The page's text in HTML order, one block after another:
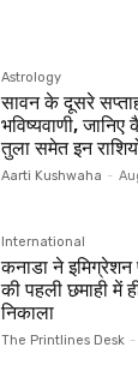
Astrology
सावन के दूसरे
भविष्यवाणी,
तुला समेत इन
Aarti Kushwaha -
International
कनाडा ने
की पहली छमाही में
निकाला
The Printlines Desk -